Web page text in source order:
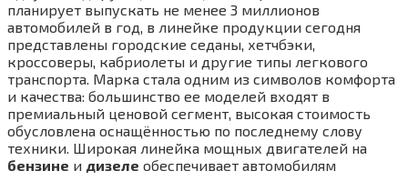
планирует выпускать не менее 3 миллионов
автомобилей в год, в линейке продукции сегодня
представлены городские седаны, хетчбэки,
кроссоверы, кабриолеты и другие типы легкового
транспорта. Марка стала одним из символов комфорта
и качества: большинство ее моделей входят в
премиальный ценовой сегмент, высокая стоимость
обусловлена оснащённостью по последнему слову
техники. Широкая линейка мощных двигателей на
бензине и дизеле обеспечивает автомобилям